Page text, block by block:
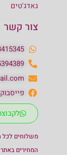
גאדג'טים
צור קשר
פייסבוק
משלוחים לכל
המחירים